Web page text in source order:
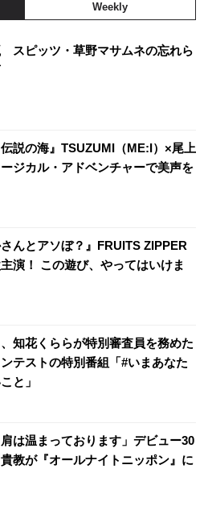
Weekly
スピッツ・草野マサムネの忘れら
伝説の海』TSUZUMI（ME:I）×尾上
ジカル・アドベンチャーで美声を
さんとアソぼ？』FRUITS ZIPPER
演！ この遊び、やってはいけま
知花くららが特別審査員を務めた
テストの特別番組「#いまあなた
と」
肩は温まっております」デビュー30
教が『オールナイトニッポン』に